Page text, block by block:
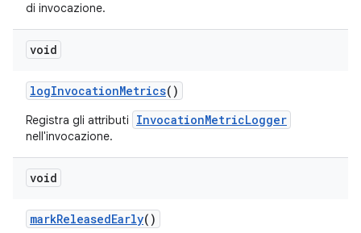
di invocazione.
void
logInvocationMetrics()
Registra gli attributi InvocationMetricLogger
nell'invocazione.
void
markReleasedEarly()